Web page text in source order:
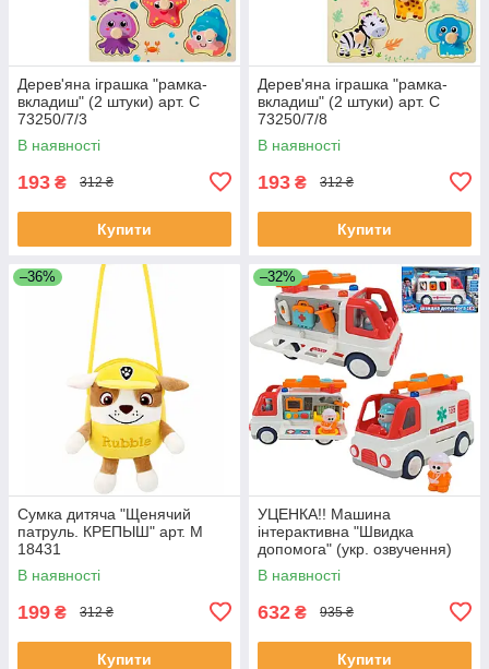
Дерев'яна іграшка "рамка-
вкладиш" (2 штуки) арт. C
73250/7/3
В наявності
193 ₴ 312 ₴
Купити
Дерев'яна іграшка "рамка-
вкладиш" (2 штуки) арт. C
73250/7/8
В наявності
193 ₴ 312 ₴
Купити
–36%
Сумка дитяча "Щенячий
патруль. КРЕПЫШ" арт. M
18431
В наявності
199 ₴ 312 ₴
Купити
–32%
УЦЕНКА!! Машина
інтерактивна "Швидка
допомога" (укр. озвучення)
арт. 46349
В наявності
632 ₴ 935 ₴
Купити